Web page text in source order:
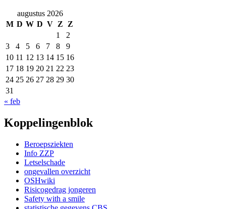
augustus 2026
M D W D V Z
Z
1
2
3
4 5 6 7 8
9
10 11 12 13 14 15 16
17 18 19 20 21 22 23
24 25 26 27 28 29 30
31
« feb
Koppelingenblok
Beroepsziekten
Info ZZP
Letselschade
ongevallen overzicht
OSHwiki
Risicogedrag jongeren
Safety with a smile